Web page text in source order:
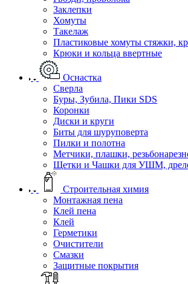
Заклепки
Хомуты
Такелаж
Пластиковые хомуты стяжки,
Крюки и кольца ввертные
Оснастка
Сверла
Буры, Зубила, Пики SDS
Коронки
Диски и круги
Биты для шуруповерта
Пилки и полотна
Метчики, плашки,
Щетки и Чашки для УШМ,
Строительная химия
Монтажная пена
Клей пена
Клей
Герметики
Очистители
Смазки
Защитные покрытия